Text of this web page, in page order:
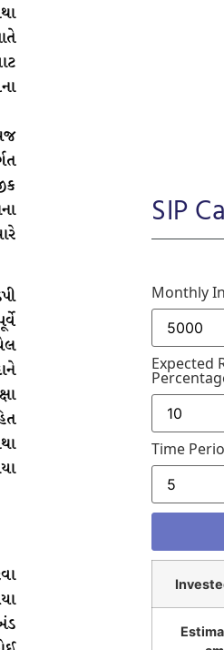
SIP
Monthly
Expected
Time